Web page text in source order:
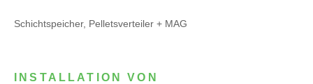
Schichtspeicher, Pelletsverteiler + MAG
INSTALLATION VON